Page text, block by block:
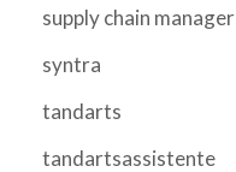
supply chain manager
syntra
tandarts
tandartsassistente